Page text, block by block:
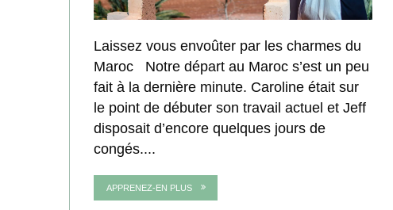
Laissez vous envoûter par les charmes du
Maroc Notre départ au Maroc s’est un peu
fait à la dernière minute. Caroline était sur
le point de débuter son travail actuel et Jeff
disposait d’encore quelques jours de
congés....
APPRENEZ-EN PLUS